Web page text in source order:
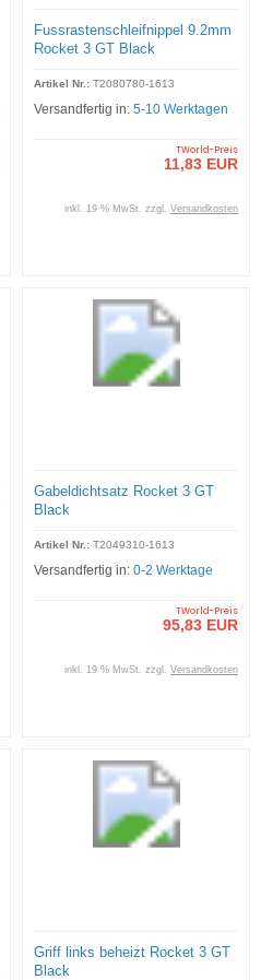
Fussrastenschleifnippel 9.2mm
Rocket 3 GT Black
Artikel Nr.: T2080780-1613
Versandfertig in: 5-10 Werktagen
TWorld-Preis
11,83 EUR
inkl. 19 % MwSt. zzgl. Versandkosten
Gabeldichtsatz Rocket 3 GT
Black
Artikel Nr.: T2049310-1613
Versandfertig in: 0-2 Werktage
TWorld-Preis
95,83 EUR
inkl. 19 % MwSt. zzgl. Versandkosten
Griff links beheizt Rocket 3 GT
Black